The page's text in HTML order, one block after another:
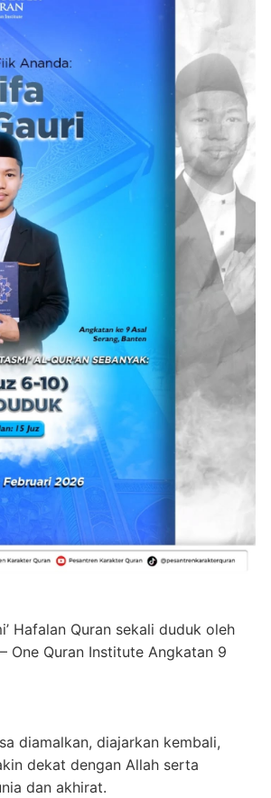
Hafalan Quran sekali duduk oleh
One Quran Institute Angkatan 9
diamalkan, diajarkan kembali,
dekat dengan Allah serta
dan akhirat.